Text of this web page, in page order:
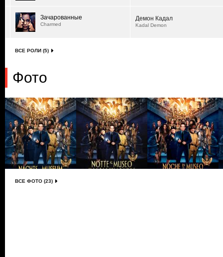
Зачарованные
Charmed
Демон Кадал
Kadal Demon
ВСЕ РОЛИ (5)
Фото
ВСЕ ФОТО (23)